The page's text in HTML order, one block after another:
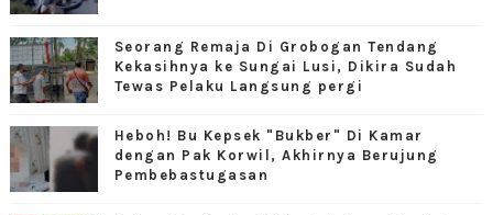
Seorang Remaja Di Grobogan Tendang
Kekasihnya ke Sungai Lusi, Dikira Sudah
Tewas Pelaku Langsung pergi
Heboh! Bu Kepsek "Bukber" Di Kamar
dengan Pak Korwil, Akhirnya Berujung
Pembebastugasan